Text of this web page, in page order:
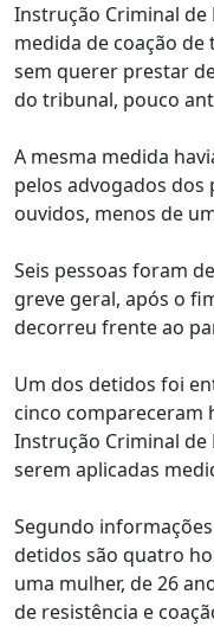
Instrução Criminal de
medida de coação
sem querer prestar
do tribunal, pouco
A mesma medida
pelos advogados
ouvidos, menos de
Seis pessoas foram
greve geral, após o
decorreu frente ao
Um dos detidos foi
cinco compareceram
Instrução Criminal de
serem aplicadas
Segundo informações
detidos são quatro
uma mulher, de 26
de resistência e